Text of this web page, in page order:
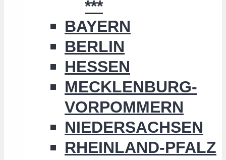
***
BAYERN
BERLIN
HESSEN
MECKLENBURG-
VORPOMMERN
NIEDERSACHSEN
RHEINLAND-PFALZ